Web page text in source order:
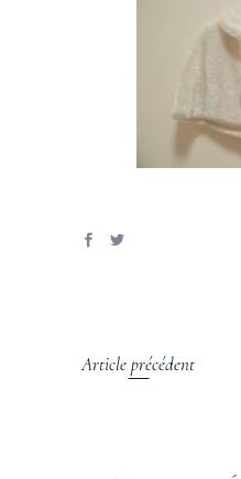
Article précédent